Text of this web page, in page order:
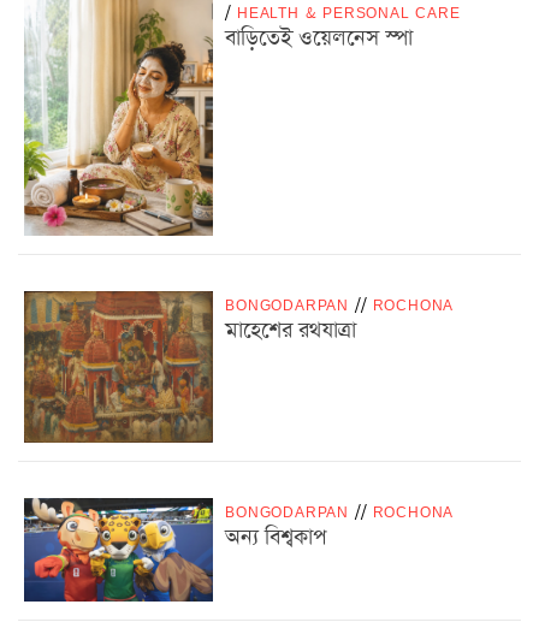
/ HEALTH & PERSONAL CARE
বাড়িতেই ওয়েলনেস স্পা
BONGODARPAN // ROCHONA
মাহেশের রথযাত্রা
BONGODARPAN // ROCHONA
অন্য বিশ্বকাপ